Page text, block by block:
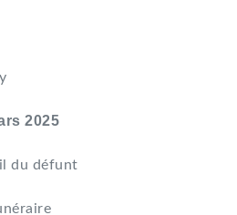
2025
du défunt